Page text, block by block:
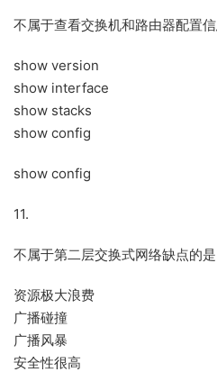
不属于查看交换机和路由器配置信
show version
show interface
show stacks
show config
show config
11.
不属于第二层交换式网络缺点的是
资源极大浪费
广播碰撞
广播风暴
安全性很高